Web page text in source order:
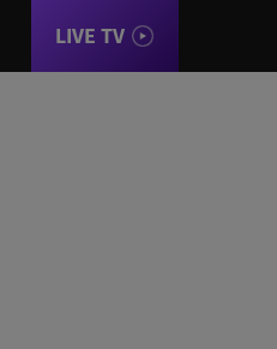
LIVE TV